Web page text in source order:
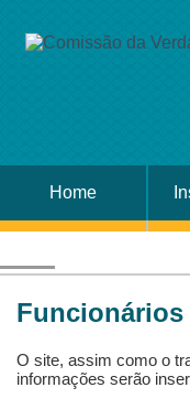
Home
Funcionários
O site, assim como o
informações serão